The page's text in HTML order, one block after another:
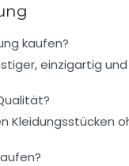
kaufen?
einzigartig
Kleidungsstücken